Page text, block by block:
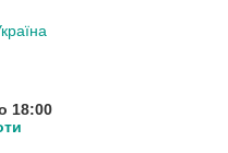
18:00